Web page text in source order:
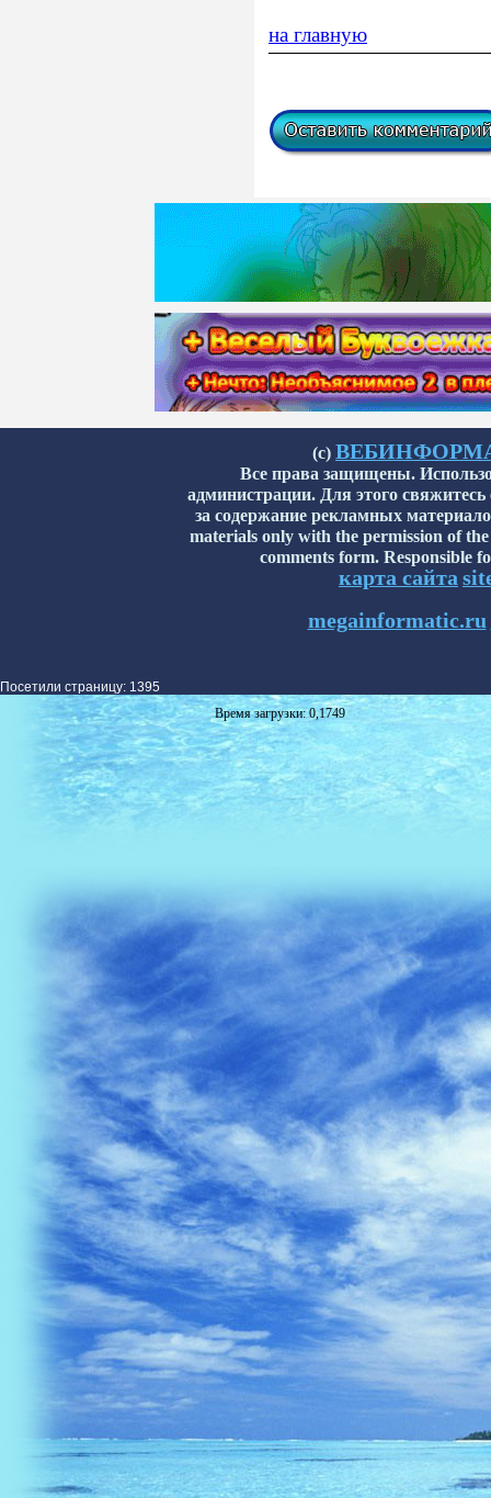
на главную
(с)
Все права защищены.
администрации. Для этого
за содержание рекламных
materials only with the permission of
comments form. Responsible
карта сайта
megainformatic.ru
Посетили страницу: 1395
Время загрузки: 0,1749